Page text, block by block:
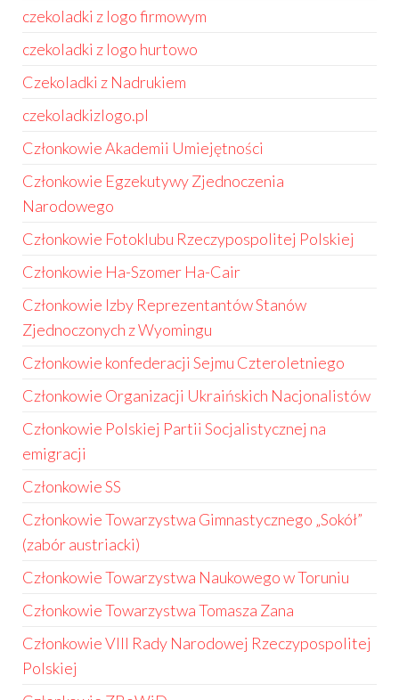
czekoladki z logo firmowym
czekoladki z logo hurtowo
Czekoladki z Nadrukiem
czekoladkizlogo.pl
Członkowie Akademii Umiejętności
Członkowie Egzekutywy Zjednoczenia
Narodowego
Członkowie Fotoklubu Rzeczypospolitej Polskiej
Członkowie Ha-Szomer Ha-Cair
Członkowie Izby Reprezentantów Stanów
Zjednoczonych z Wyomingu
Członkowie konfederacji Sejmu Czteroletniego
Członkowie Organizacji Ukraińskich Nacjonalistów
Członkowie Polskiej Partii Socjalistycznej na
emigracji
Członkowie SS
Członkowie Towarzystwa Gimnastycznego „Sokół”
(zabór austriacki)
Członkowie Towarzystwa Naukowego w Toruniu
Członkowie Towarzystwa Tomasza Zana
Członkowie VIII Rady Narodowej Rzeczypospolitej
Polskiej